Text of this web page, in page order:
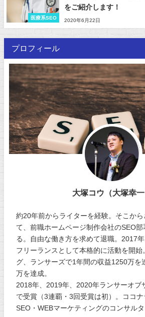
医療系SEO
をご紹介します！
2020年6月22日
プロフィール
大塚コウ（大塚幸一
約20年前からライターを経験。そこか
て、前職ホームページ制作会社のSEO
る。自由な働き方を求めて退職。2017
フリーランスとして本格的に活動を開始
グ、ランサーズで1年間の収益1250万を
万を達成。
2018年、2019年、2020年ランサーオブ
で受賞（3連覇・3回受賞は初）。ココ
SEO・WEBマーケティングのコンサルタ